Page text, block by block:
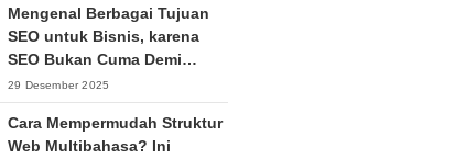
Mengenal Berbagai Tujuan
SEO untuk Bisnis, karena
SEO Bukan Cuma Demi
Ranking
29 Desember 2025
Cara Mempermudah Struktur
Web Multibahasa? Ini